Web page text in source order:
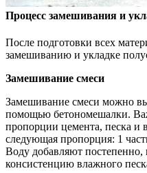
Процесс замешивания и
После подготовки всех
замешиванию и укладке
Замешивание смеси
Замешивание смеси можно
помощью бетономешалки.
пропорции цемента, песка и
следующая пропорция: 1
Воду добавляют постепенно,
консистенцию влажного